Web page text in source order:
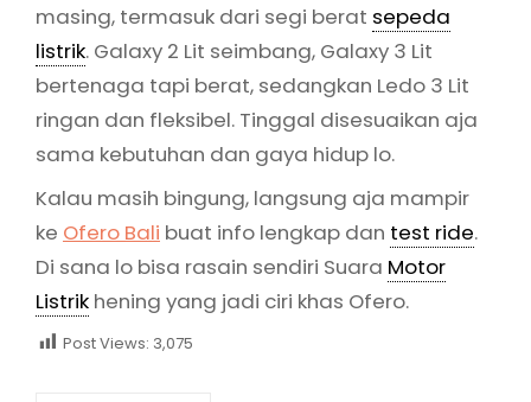
masing, termasuk dari segi berat sepeda
listrik. Galaxy 2 Lit seimbang, Galaxy 3 Lit
bertenaga tapi berat, sedangkan Ledo 3 Lit
ringan dan fleksibel. Tinggal disesuaikan aja
sama kebutuhan dan gaya hidup lo.
Kalau masih bingung, langsung aja mampir
ke Ofero Bali buat info lengkap dan test ride.
Di sana lo bisa rasain sendiri Suara Motor
Listrik hening yang jadi ciri khas Ofero.
Post Views: 3,075